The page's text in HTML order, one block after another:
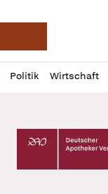
Deutsche
Politik Wirtschaft
Profil
öffnen
Daz
Pur
Deutscher